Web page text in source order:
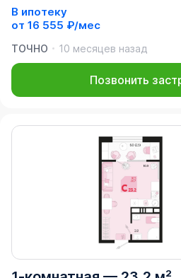
В ипотеку
от 16 555 ₽/мес
ТОЧНО
10 месяцев назад
Позвонить